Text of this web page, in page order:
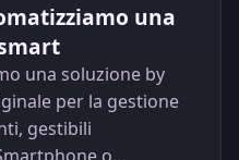
una
una soluzione by
per la gestione
gestibili